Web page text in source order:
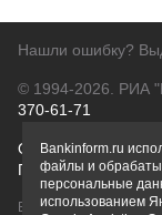
Нашли ошибку?
© 1994-2026. РИА
370-61-71
О проекте
Правовая
Вся информация о
Bankinform.ru
файлы и
персональные
использованием